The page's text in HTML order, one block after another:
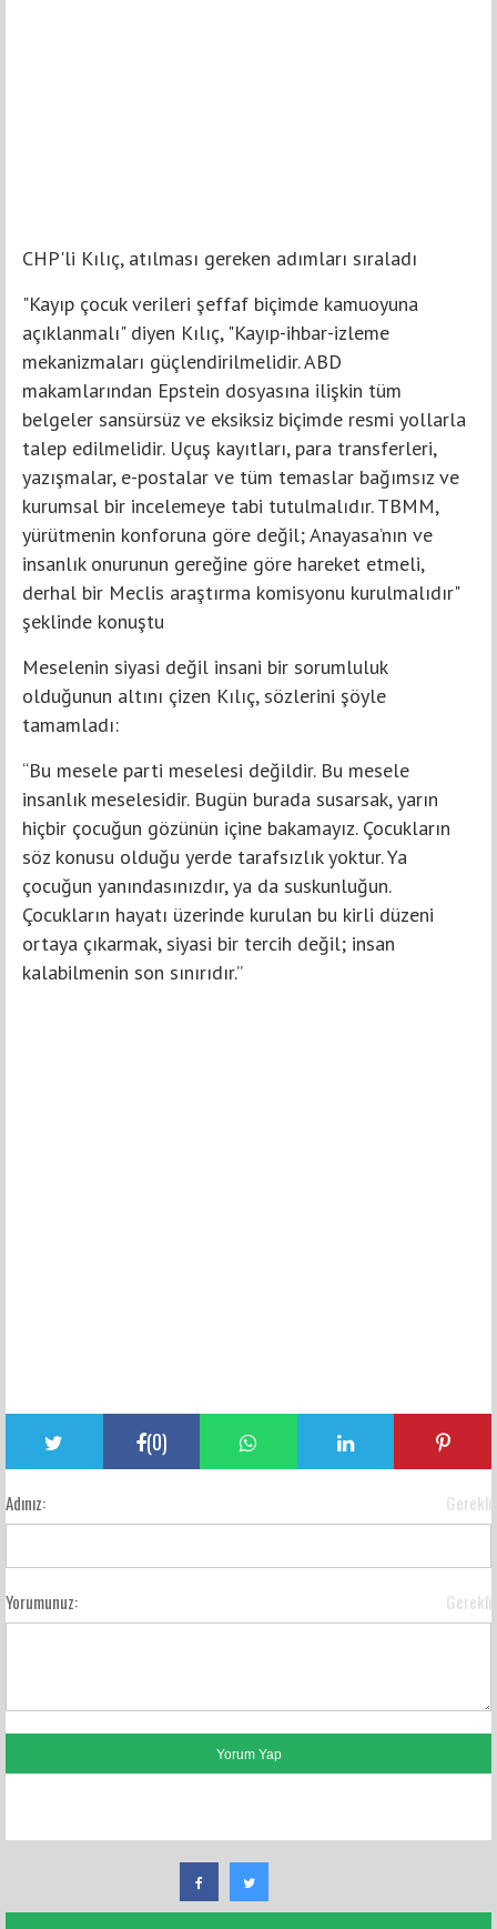
CHP'li Kılıç, atılması gereken adımları sıraladı
"Kayıp çocuk verileri şeffaf biçimde kamuoyuna
açıklanmalı" diyen Kılıç, "Kayıp-ihbar-izleme
mekanizmaları güçlendirilmelidir. ABD
makamlarından Epstein dosyasına ilişkin tüm
belgeler sansürsüz ve eksiksiz biçimde resmi yollarla
talep edilmelidir. Uçuş kayıtları, para transferleri,
yazışmalar, e-postalar ve tüm temaslar bağımsız ve
kurumsal bir incelemeye tabi tutulmalıdır. TBMM,
yürütmenin konforuna göre değil; Anayasa’nın ve
insanlık onurunun gereğine göre hareket etmeli,
derhal bir Meclis araştırma komisyonu kurulmalıdır"
şeklinde konuştu
Meselenin siyasi değil insani bir sorumluluk
olduğunun altını çizen Kılıç, sözlerini şöyle
tamamladı:
“Bu mesele parti meselesi değildir. Bu mesele
insanlık meselesidir. Bugün burada susarsak, yarın
hiçbir çocuğun gözünün içine bakamayız. Çocukların
söz konusu olduğu yerde tarafsızlık yoktur. Ya
çocuğun yanındasınızdır, ya da suskunluğun.
Çocukların hayatı üzerinde kurulan bu kirli düzeni
ortaya çıkarmak, siyasi bir tercih değil; insan
kalabilmenin son sınırıdır.”
(0)
Adınız: Gerekli
Yorumunuz: Gerekli